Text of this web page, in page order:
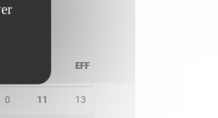
EFF
0 11 13